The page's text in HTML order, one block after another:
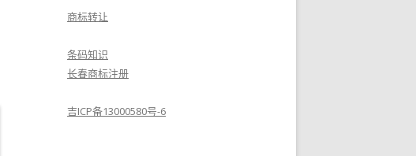
商标转让
条码知识
长春商标注册
吉ICP备13000580号-6